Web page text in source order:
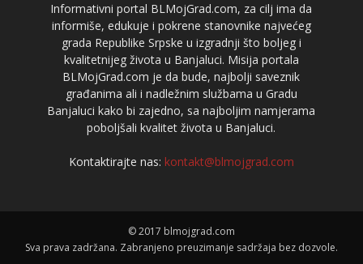
Informativni portal BLMojGrad.com, za cilj ima da
informiše, edukuje i pokrene stanovnike najvećeg
grada Republike Srpske u izgradnji što boljeg i
kvalitetnijeg života u Banjaluci. Misija portala
BLMojGrad.com je da bude, najbolji saveznik
građanima ali i nadležnim službama u Gradu
Banjaluci kako bi zajedno, sa najboljim namjerama
poboljšali kvalitet života u Banjaluci.
Kontaktirajte nas: kontakt@blmojgrad.com
© 2017 blmojgrad.com
Sva prava zadržana. Zabranjeno preuzimanje sadržaja bez dozvole.